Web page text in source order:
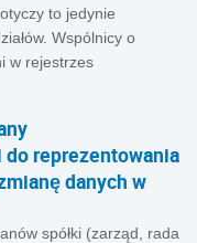
to jedynie
Wspólnicy o
w rejestrzes
reprezentowania
danych w
spółki (zarząd, rada